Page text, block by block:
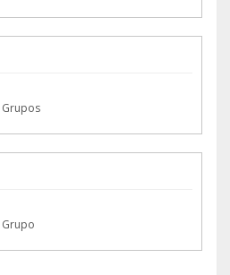
Grupos
Grupo